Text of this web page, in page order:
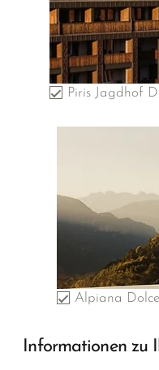
Piris Jagdhof
Alpiana
Informationen zu